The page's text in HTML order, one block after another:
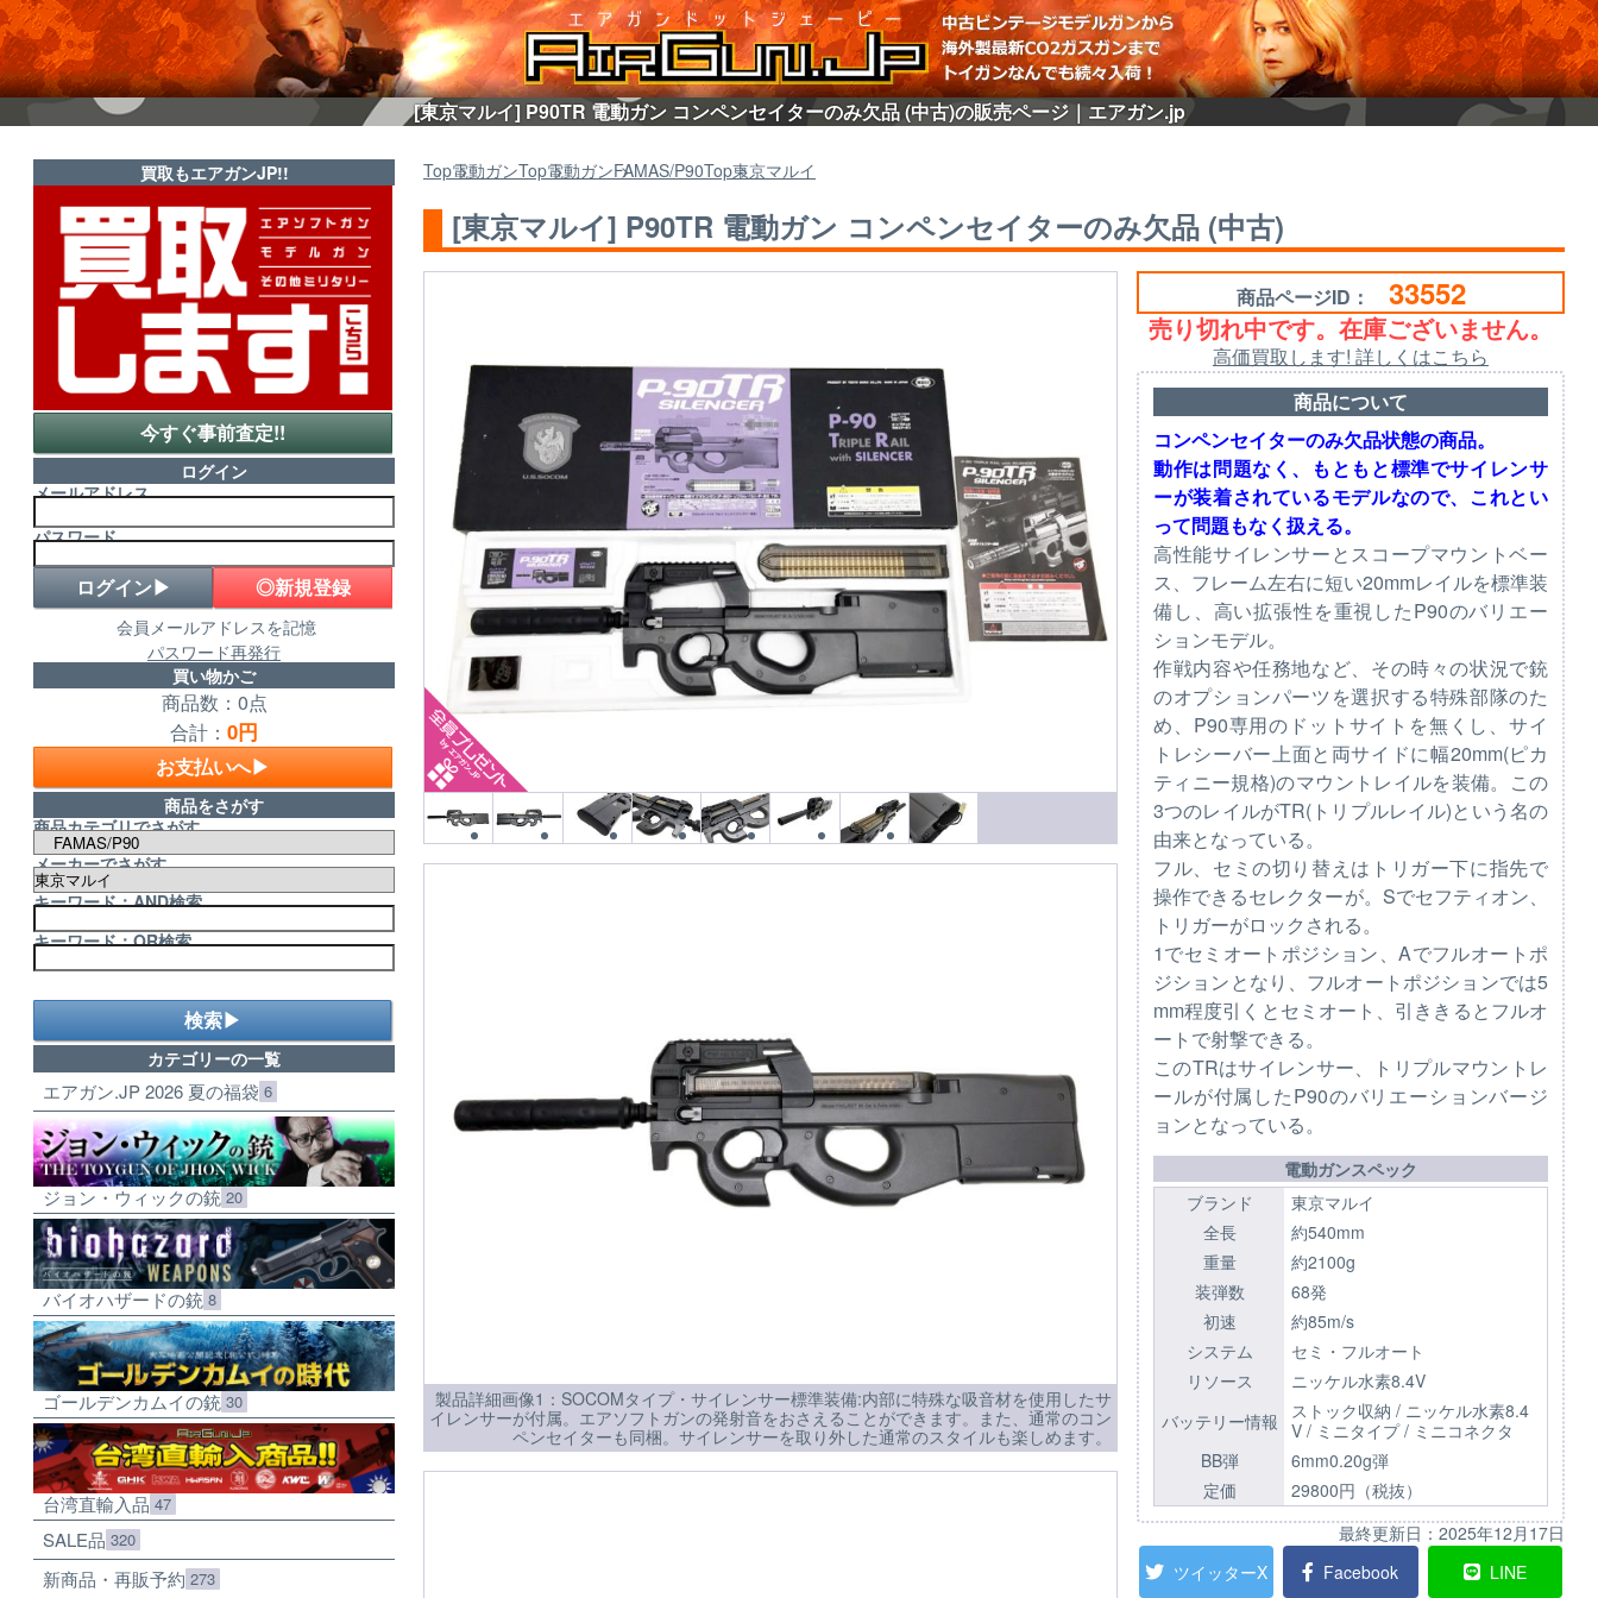
[東京マルイ] P90TR 電動ガン コンペンセイターのみ欠品 (中古)の販売ページ｜エアガン.jp
Top電動ガンTop電動ガンFAMAS/P90Top東京マルイ
[東京マルイ] P90TR 電動ガン コンペンセイターのみ欠品 (中古)
商品ページID： 33552
売り切れ中です。在庫ございません。
高価買取します! 詳しくはこちら
商品について
コンペンセイターのみ欠品状態の商品。
動作は問題なく、もともと標準でサイレンサ
ーが装着されているモデルなので、これとい
って問題もなく扱える。
高性能サイレンサーとスコープマウントベー
ス、フレーム左右に短い20mmレイルを標準装
備し、高い拡張性を重視したP90のバリエー
ションモデル。
作戦内容や任務地など、その時々の状況で銃
のオプションパーツを選択する特殊部隊のた
め、P90専用のドットサイトを無くし、サイ
トレシーバー上面と両サイドに幅20mm(ピカ
ティニー規格)のマウントレイルを装備。この
3つのレイルがTR(トリプルレイル)という名の
由来となっている。
フル、セミの切り替えはトリガー下に指先で
操作できるセレクターが。Sでセフティオン、
トリガーがロックされる。
1でセミオートポジション、Aでフルオートポ
ジションとなり、フルオートポジションでは5
mm程度引くとセミオート、引ききるとフルオ
ートで射撃できる。
このTRはサイレンサー、トリプルマウントレ
ールが付属したP90のバリエーションバージ
ョンとなっている。
電動ガンスペック
ブランド
東京マルイ
全長
約540mm
重量
約2100g
装弾数
68発
初速
約85m/s
システム
セミ・フルオート
リソース
ニッケル水素8.4V
バッテリー情報
ストック収納 / ニッケル水素8.4
V / ミニタイプ / ミニコネクタ
BB弾
6mm0.20g弾
定価
29800円（税抜）
最終更新日： 2025年12月17日
ツイッターX
Facebook LINE
製品詳細画像1：SOCOMタイプ・サイレンサー標準装備:内部に特殊な吸音材を使用したサ
イレンサーが付属。エアソフトガンの発射音をおさえることができます。また、通常のコン
ペンセイターも同梱。サイレンサーを取り外した通常のスタイルも楽しめます。
買取もエアガンJP!!
今すぐ事前査定!!
ログイン
メールアドレス
パスワード
◎新規登録
会員メールアドレスを記憶
パスワード再発行
買い物かご
商品数：0点
合計： 0円
お支払いへ▶
商品をさがす
商品カテゴリでさがす
メーカーでさがす
キーワード：AND検索
キーワード：OR検索
検索▶
カテゴリーの一覧
エアガン.JP 2026 夏の福袋 6
ジョン・ウィックの銃 20
バイオハザードの銃 8
ゴールデンカムイの銃 30
台湾直輸入品 47
SALE品 320
新商品・再販予約 273